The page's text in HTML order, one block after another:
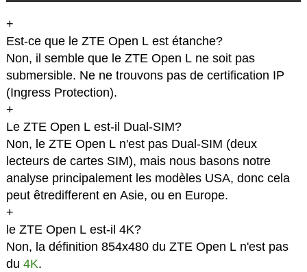
+
Est-ce que le ZTE Open L est étanche?
Non, il semble que le ZTE Open L ne soit pas
submersible. Ne ne trouvons pas de certification IP
(Ingress Protection).
+
Le ZTE Open L est-il Dual-SIM?
Non, le ZTE Open L n'est pas Dual-SIM (deux
lecteurs de cartes SIM), mais nous basons notre
analyse principalement les modèles USA, donc cela
peut êtredifferent en Asie, ou en Europe.
+
le ZTE Open L est-il 4K?
Non, la définition 854x480 du ZTE Open L n'est pas
du 4K.